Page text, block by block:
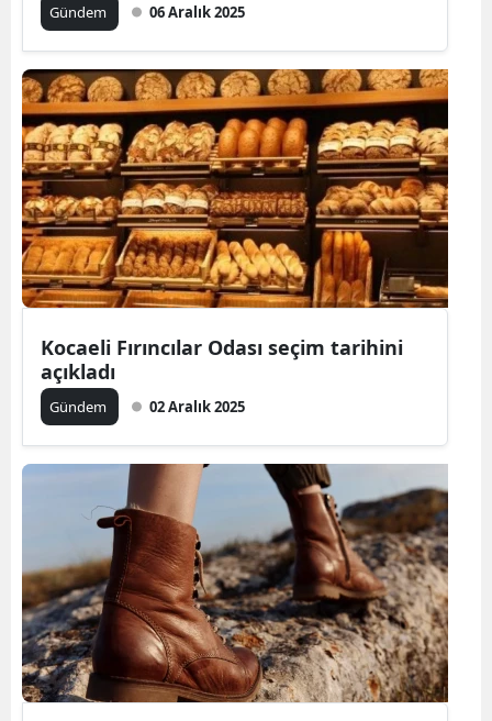
Gündem 06 Aralık 2025
Kocaeli Fırıncılar Odası seçim tarihini
açıkladı
Gündem 02 Aralık 2025